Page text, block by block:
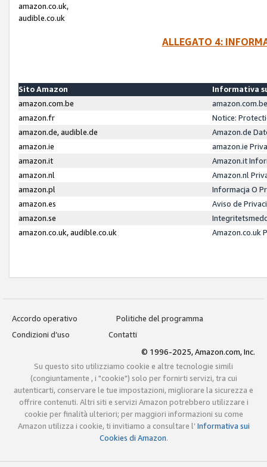
amazon.co.uk,
audible.co.uk
ALLEGATO 4:
Sito Amazon
Informativa
amazon.com.be
amazon.fr
Notice:
amazon.de, audible.de
Amazon.de
amazon.ie
amazon.ie
amazon.it
Amazon.it
amazon.nl
Amazon.nl
amazon.pl
Informacja O
amazon.es
Aviso de
amazon.se
amazon.co.uk, audible.co.uk
Amazon.co.uk
Accordo operativo
Politiche del programma
Condizioni d’uso
Contatti
© 1996-2025, Amazon.com, Inc.
Su questo sito utilizziamo cookie e altre tecnologie simili
(congiuntamente , i "cookie") solo per fornirti servizi, tra cui
autenticarti, conservare le tue impostazioni, migliorare la sicurezza e
offrire contenuti. Altri siti e servizi Amazon potrebbero utilizzare i
cookie per finalità ulteriori; per maggiori informazioni su come
Amazon utilizza i cookie, ti invitiamo a consultare l’Informativa sui
Cookies di Amazon.